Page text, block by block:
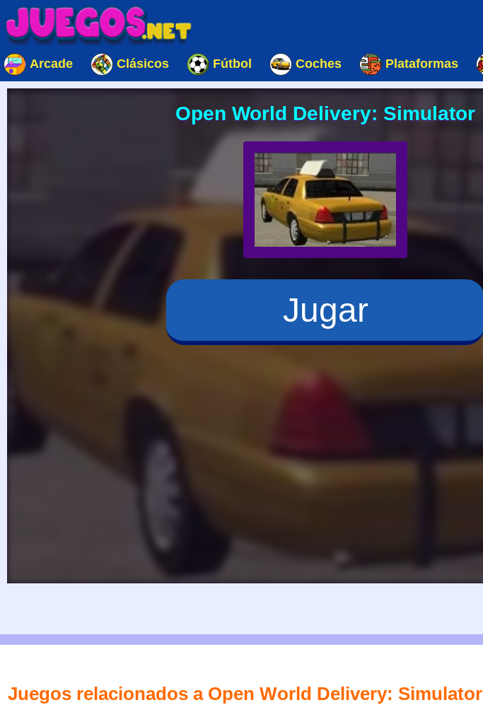
Arcade Clásicos Fútbol Coches Plataformas
Open World Delivery: Simulator
Jugar
Juegos relacionados a Open World Delivery: Simulator